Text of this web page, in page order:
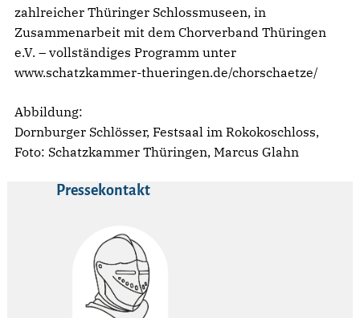
zahlreicher Thüringer Schlossmuseen, in
Zusammenarbeit mit dem Chorverband Thüringen
e.V. – vollständiges Programm unter
www.schatzkammer-thueringen.de/chorschaetze/
Abbildung:
Dornburger Schlösser, Festsaal im Rokokoschloss,
Foto: Schatzkammer Thüringen, Marcus Glahn
Pressekontakt